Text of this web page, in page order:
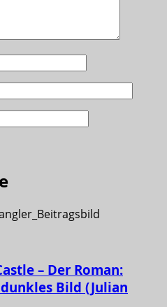
– Der Roman:
Bild (Julian